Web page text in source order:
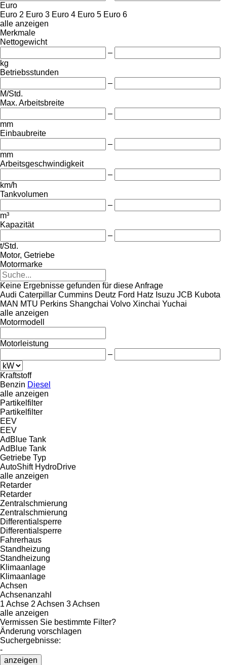
Euro
Euro 2 Euro 3 Euro 4 Euro 5 Euro 6
alle anzeigen
Merkmale
Nettogewicht
–
kg
Betriebsstunden
–
M/Std.
Max. Arbeitsbreite
–
mm
Einbaubreite
–
mm
Arbeitsgeschwindigkeit
–
km/h
Tankvolumen
–
m³
Kapazität
–
t/Std.
Motor, Getriebe
Motormarke
Keine Ergebnisse gefunden für diese Anfrage
Audi Caterpillar Cummins Deutz Ford Hatz Isuzu JCB Kubota
MAN MTU Perkins Shangchai Volvo Xinchai Yuchai
alle anzeigen
Motormodell
Motorleistung
–
Kraftstoff
Benzin Diesel
alle anzeigen
Partikelfilter
Partikelfilter
EEV
EEV
AdBlue Tank
AdBlue Tank
Getriebe Typ
AutoShift HydroDrive
alle anzeigen
Retarder
Retarder
Zentralschmierung
Zentralschmierung
Differentialsperre
Differentialsperre
Fahrerhaus
Standheizung
Standheizung
Klimaanlage
Klimaanlage
Achsen
Achsenanzahl
1 Achse 2 Achsen 3 Achsen
alle anzeigen
Vermissen Sie bestimmte Filter?
Änderung vorschlagen
Suchergebnisse:
-
anzeigen